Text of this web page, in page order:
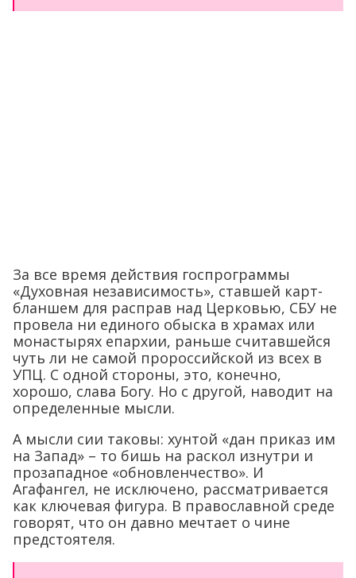
За все время действия госпрограммы
«Духовная независимость», ставшей карт-
бланшем для расправ над Церковью, СБУ не
провела ни единого обыска в храмах или
монастырях епархии, раньше считавшейся
чуть ли не самой пророссийской из всех в
УПЦ. С одной стороны, это, конечно,
хорошо, слава Богу. Но с другой, наводит на
определенные мысли.
А мысли сии таковы: хунтой «дан приказ им
на Запад» – то бишь на раскол изнутри и
прозападное «обновленчество». И
Агафангел, не исключено, рассматривается
как ключевая фигура. В православной среде
говорят, что он давно мечтает о чине
предстоятеля.